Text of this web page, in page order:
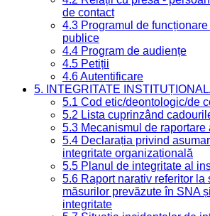
de contact
4.3 Programul de
publice
4.4 Program de audiențe
4.5 Petiții
4.6 Autentificare
5. INTEGRITATE
5.1 Cod etic/deontologic/de
5.2 Lista cuprinzând
5.3 Mecanismul de
5.4 Declarația privind
integritate organizațională
5.5 Planul de integritate al
5.6 Raport narativ referitor
măsurilor prevăzute în SNA
integritate